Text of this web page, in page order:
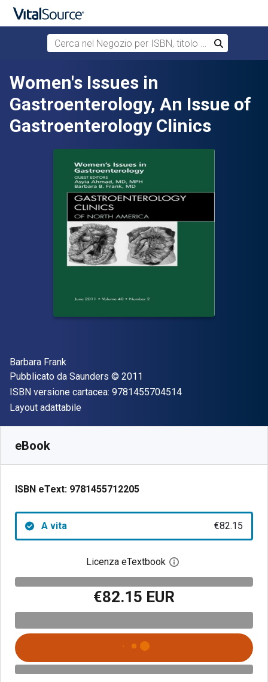
Passa al contenuto principale
Cerca nel Negozio per ISBN, titolo o autore
Cerca
Women's Issues in
Gastroenterology, An Issue of
Gastroenterology Clinics
Autore(i)
Barbara Frank
Editore
Pubblicato da Saunders Copyright
© 2011
ISBN versione cartacea: 9781455704514"ISBN-13
Formato
Layout adattabile
eBook
ISBN eText: 9781455712205
A vita €82.15
Licenza eTextbook Apri la finestra di
€82.15 EUR